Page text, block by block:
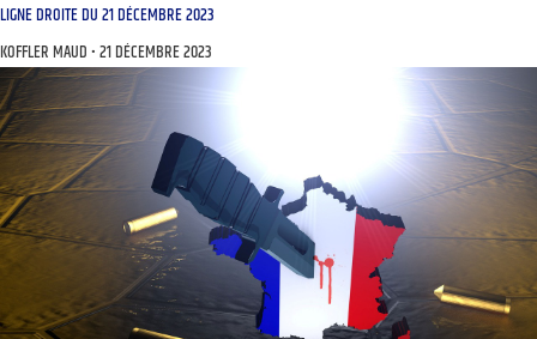
LIGNE DROITE DU 21 DÉCEMBRE 2023
KOFFLER MAUD 21 DÉCEMBRE 2023